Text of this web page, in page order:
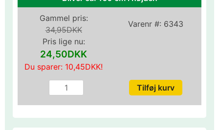
Varenr #: 6343
Gammel pris:
34,95DKK
Pris lige nu:
24,50DKK
Du sparer: 10,45DKK!